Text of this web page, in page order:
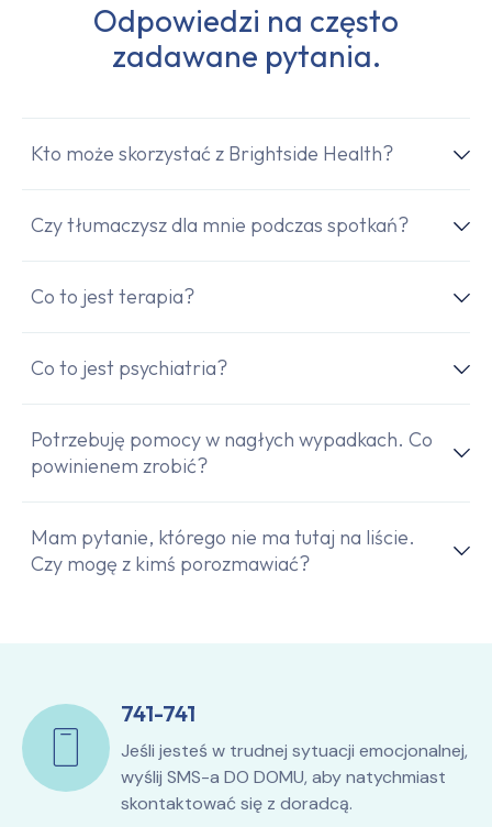
Odpowiedzi na często
zadawane pytania.
Kto może skorzystać z Brightside Health?
Czy tłumaczysz dla mnie podczas spotkań?
Co to jest terapia?
Co to jest psychiatria?
Potrzebuję pomocy w nagłych wypadkach. Co
powinienem zrobić?
Mam pytanie, którego nie ma tutaj na liście.
Czy mogę z kimś porozmawiać?
741-741
Jeśli jesteś w trudnej sytuacji emocjonalnej,
wyślij SMS-a DO DOMU, aby natychmiast
skontaktować się z doradcą.